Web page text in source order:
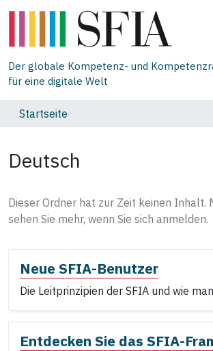
Der globale Kompetenz- und
für eine digitale Welt
Startseite
Deutsch
Dieser Ordner hat zur Zeit keinen Inhalt.
sehen Sie mehr, wenn Sie sich anmelden.
Neue SFIA-Benutzer
Die Leitprinzipien der SFIA und wie
Entdecken Sie das SFIA-